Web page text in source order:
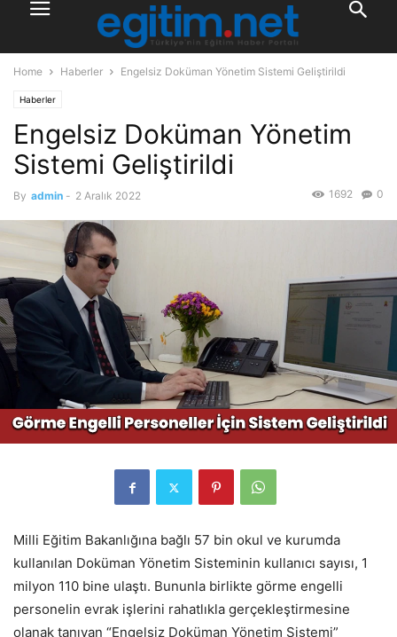
Home Haberler Engelsiz Doküman Yönetim Sistemi Geliştirildi
Haberler
Engelsiz Doküman Yönetim
Sistemi Geliştirildi
By admin - 2 Aralık 2022 0
1692
Milli Eğitim Bakanlığına bağlı 57 bin okul ve kurumda
kullanılan Doküman Yönetim Sisteminin kullanıcı sayısı, 1
milyon 110 bine ulaştı. Bununla birlikte görme engelli
personelin evrak işlerini rahatlıkla gerçekleştirmesine
olanak tanıyan “Engelsiz Doküman Yönetim Sistemi”